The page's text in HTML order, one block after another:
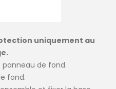
uniquement au
de fond.
fond.